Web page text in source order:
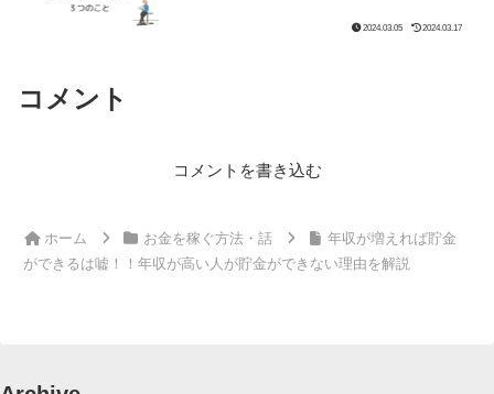
2024.03.05 2024.03.17
コメント
コメントを書き込む
ホーム お金を稼ぐ方法・話
年収が増えれば貯金
ができるは嘘！！年収が高い人が貯金ができない理由を解説